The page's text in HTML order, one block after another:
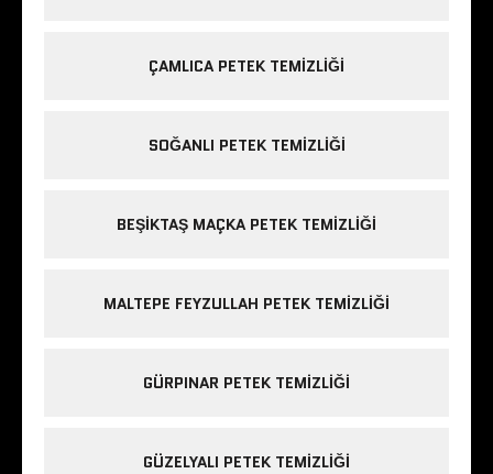
ÇAMLICA PETEK TEMIZLIĞI
SOĞANLI PETEK TEMIZLIĞI
BEŞIKTAŞ MAÇKA PETEK TEMIZLIĞI
MALTEPE FEYZULLAH PETEK TEMIZLIĞI
GÜRPINAR PETEK TEMIZLIĞI
GÜZELYALI PETEK TEMIZLIĞI